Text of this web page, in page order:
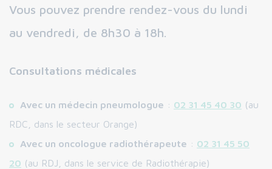
Vous pouvez prendre rendez-vous du lundi
au vendredi, de 8h30 à 18h.
Consultations médicales
Avec un médecin pneumologue : 02 31 45 40 30 (au
RDC, dans le secteur Orange)
Avec un oncologue radiothérapeute : 02 31 45 50
20 (au RDJ, dans le service de Radiothérapie)